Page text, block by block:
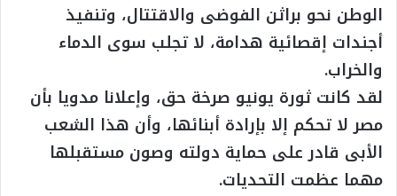
الوطن نحو براثن الفوضى والاقتتال، وتنفيذ
أجندات إقصائية هدامة، لا تجلب سوى الدماء
والخراب.
لقد كانت ثورة يونيو صرخة حق، وإعلانا مدويا بأن
مصر لا تحكم إلا بإرادة أبنائها، وأن هذا الشعب
الأبى قادر على حماية دولته وصون مستقبلها
مهما عظمت التحديات.